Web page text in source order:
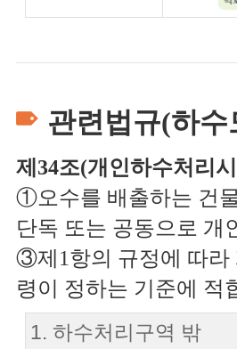
관련법규(하수
제34조(개인하수처리
①오수를 배출하는 건
단독 또는 공동으로 개
③제1항의 규정에 따라
령이 정하는 기준에 적
1. 하수처리구역 밖